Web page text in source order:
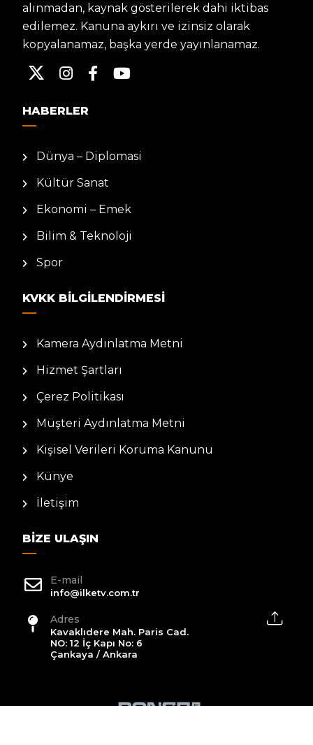
alınmadan, kaynak gösterilerek dahi iktibas
edilemez. Kanuna aykırı ve izinsiz olarak
kopyalanamaz, başka yerde yayınlanamaz.
HABERLER
Dünya – Diplomasi
Kültür Sanat
Ekonomi – Emek
Bilim & Teknoloji
Spor
KVKK BILGILENDIRMESI
Kamera Aydınlatma Metni
Hizmet Şartları
Çerez Politikası
Müşteri Aydınlatma Metni
Kişisel Verileri Koruma Kanunu
Künye
İletişim
BIZE ULAŞIN
E-mail
info@ilketv.com.tr
Adres
Kavaklıdere Mah. Paris Cad.
NO: 12 İç Kapı No: 6
Çankaya / Ankara